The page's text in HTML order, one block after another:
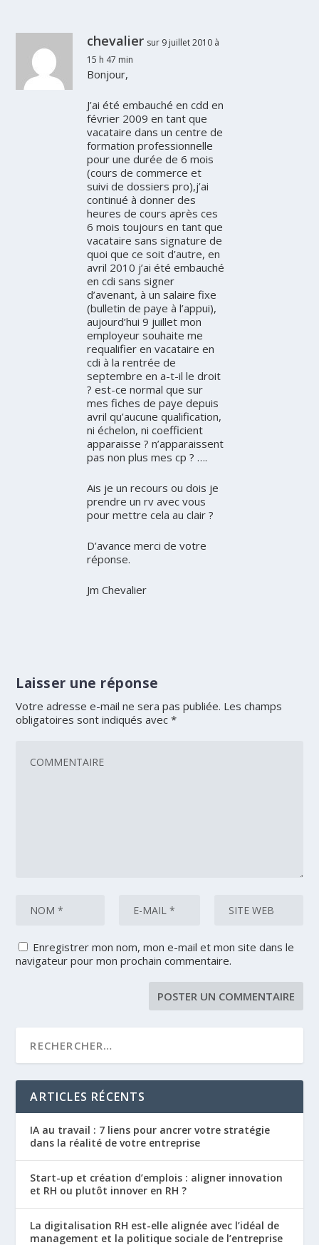
chevalier sur 9 juillet 2010 à
15 h 47 min
Bonjour,
J’ai été embauché en cdd en
février 2009 en tant que
vacataire dans un centre de
formation professionnelle
pour une durée de 6 mois
(cours de commerce et
suivi de dossiers pro),j’ai
continué à donner des
heures de cours après ces
6 mois toujours en tant que
vacataire sans signature de
quoi que ce soit d’autre, en
avril 2010 j’ai été embauché
en cdi sans signer
d’avenant, à un salaire fixe
(bulletin de paye à l’appui),
aujourd’hui 9 juillet mon
employeur souhaite me
requalifier en vacataire en
cdi à la rentrée de
septembre en a-t-il le droit
? est-ce normal que sur
mes fiches de paye depuis
avril qu’aucune qualification,
ni échelon, ni coefficient
apparaisse ? n’apparaissent
pas non plus mes cp ? ….
Ais je un recours ou dois je
prendre un rv avec vous
pour mettre cela au clair ?
D’avance merci de votre
réponse.
Jm Chevalier
Laisser une réponse
Votre adresse e-mail ne sera pas publiée. Les champs
obligatoires sont indiqués avec*
Enregistrer mon nom, mon e-mail et mon site dans le
navigateur pour mon prochain commentaire.
ARTICLES RÉCENTS
IA au travail : 7 liens pour ancrer votre stratégie
dans la réalité de votre entreprise
Start-up et création d’emplois : aligner innovation
et RH ou plutôt innover en RH ?
La digitalisation RH est-elle alignée avec l’idéal de
management et la politique sociale de l’entreprise